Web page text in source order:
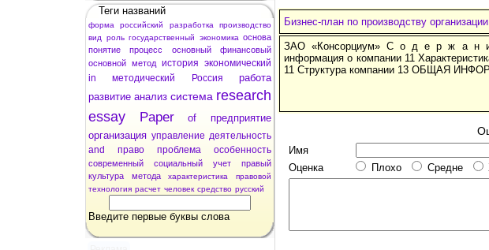
Теги названий
форма российский разработка
производство
вид
роль государственный экономика основа
понятие
процесс основный
финансовый
основной метод история экономический
in
методический Россия
работа
развитие анализ система research
essay
Paper of
предприятие
организация управление деятельность
and
право проблема особенность
современный социальный учет
правый
культура
метода характеристика
правовой
технология расчет человек средство русский
Введите первые буквы слова
Бизнес-план по производству
ЗАО «Консорциум» С о д е р ж а н
информация о компании 11
11 Структура компании 13 ОБЩАЯ
Имя
Оценка
Плохо Средне